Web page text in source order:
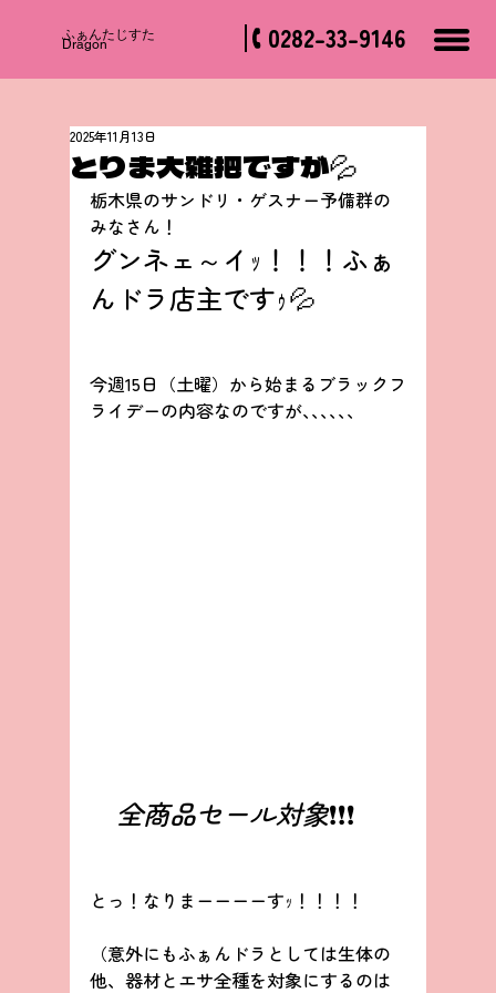
​ふぁんたじすた
Dragon 0282-33-9146
とりま大雑把ですが💦
2025年11月13日
栃木県のサンドリ・ゲスナー予備群の
みなさん！
グンネェ～イｯ！！！ふぁ
んドラ店主ですｩ💦
今週15日（土曜）から始まるブラックフ
ライデーの内容なのですが､､､､､､
全商品セール対象❗❗❗
とっ！なりまーーーーすｯ！！！！
（意外にもふぁんドラとしては生体の
他、器材とエサ全種を対象にするのは